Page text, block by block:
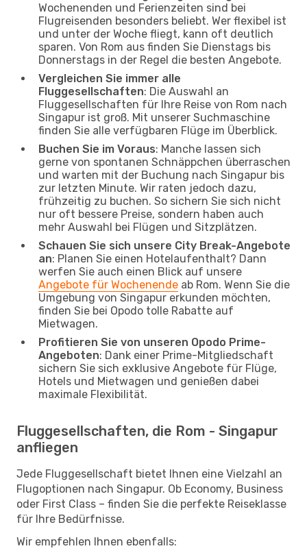
Wochenenden und Ferienzeiten sind bei
Flugreisenden besonders beliebt. Wer flexibel ist
und unter der Woche fliegt, kann oft deutlich
sparen. Von Rom aus finden Sie Dienstags bis
Donnerstags in der Regel die besten Angebote.
Vergleichen Sie immer alle
Fluggesellschaften: Die Auswahl an
Fluggesellschaften für Ihre Reise von Rom nach
Singapur ist groß. Mit unserer Suchmaschine
finden Sie alle verfügbaren Flüge im Überblick.
Buchen Sie im Voraus: Manche lassen sich
gerne von spontanen Schnäppchen überraschen
und warten mit der Buchung nach Singapur bis
zur letzten Minute. Wir raten jedoch dazu,
frühzeitig zu buchen. So sichern Sie sich nicht
nur oft bessere Preise, sondern haben auch
mehr Auswahl bei Flügen und Sitzplätzen.
Schauen Sie sich unsere City Break-Angebote
an: Planen Sie einen Hotelaufenthalt? Dann
werfen Sie auch einen Blick auf unsere
Angebote für Wochenende ab Rom. Wenn Sie die
Umgebung von Singapur erkunden möchten,
finden Sie bei Opodo tolle Rabatte auf
Mietwagen.
Profitieren Sie von unseren Opodo Prime-
Angeboten: Dank einer Prime-Mitgliedschaft
sichern Sie sich exklusive Angebote für Flüge,
Hotels und Mietwagen und genießen dabei
maximale Flexibilität.
Fluggesellschaften, die Rom - Singapur
anfliegen
Jede Fluggesellschaft bietet Ihnen eine Vielzahl an
Flugoptionen nach Singapur. Ob Economy, Business
oder First Class – finden Sie die perfekte Reiseklasse
für Ihre Bedürfnisse.
Wir empfehlen Ihnen ebenfalls: